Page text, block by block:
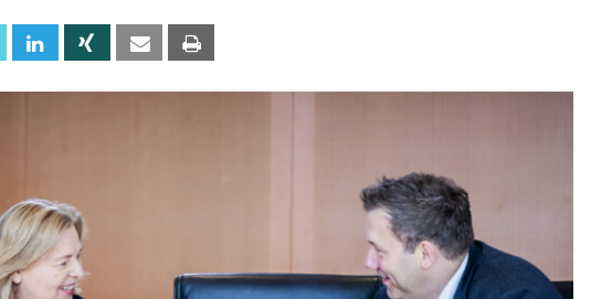
Twitter Linkedin Xing Email